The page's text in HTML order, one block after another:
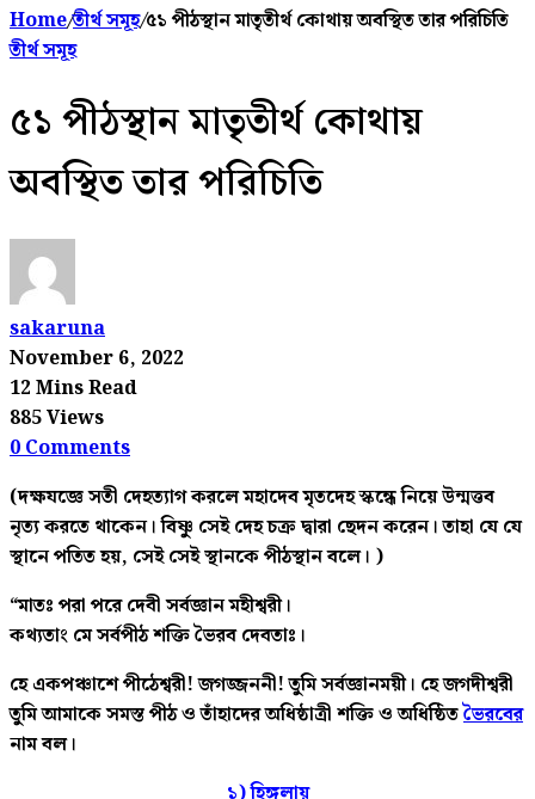
Home/তীর্থ সমূহ/৫১ পীঠস্থান মাতৃতীর্থ কোথায় অবস্থিত তার পরিচিতি
তীর্থ সমূহ
৫১ পীঠস্থান মাতৃতীর্থ কোথায়
অবস্থিত তার পরিচিতি
sakaruna
November 6, 2022
12 Mins Read
885 Views
0 Comments
(দক্ষযজ্ঞে সতী দেহত্যাগ করলে মহাদেব মৃতদেহ স্কন্ধে নিয়ে উন্মত্তব
নৃত্য করতে থাকেন। বিষ্ণু সেই দেহ চক্র দ্বারা ছেদন করেন। তাহা যে যে
স্থানে পতিত হয়, সেই সেই স্থানকে পীঠস্থান বলে। )
“মাতঃ পরা পরে দেবী সর্বজ্ঞান মহীশ্বরী।
কথ্যতাং মে সর্বপীঠ শক্তি ভৈরব দেবতাঃ।
হে একপঞ্চাশে পীঠেশ্বরী! জগজ্জননী! তুমি সর্বজ্ঞানময়ী। হে জগদীশ্বরী
তুমি আমাকে সমস্ত পীঠ ও তাঁহাদের অধিষ্ঠাত্রী শক্তি ও অধিষ্ঠিতভৈরবের
নাম বল।